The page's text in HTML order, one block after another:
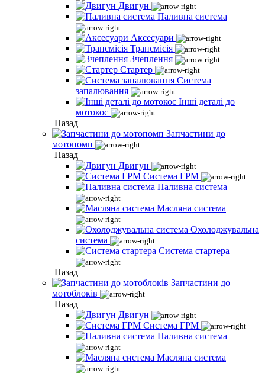
Двигун
Паливна система
Аксесуари
Трансмісія
Зчеплення
Стартер
Система
запалювання
Інші деталі до
мотокос
Назад
Запчастини до
мотопомп
Назад
Двигун
Система ГРМ
Паливна система
Масляна система
Охолоджувальна
система
Система стартера
Назад
Запчастини до
мотоблоків
Назад
Двигун
Система ГРМ
Паливна система
Масляна система